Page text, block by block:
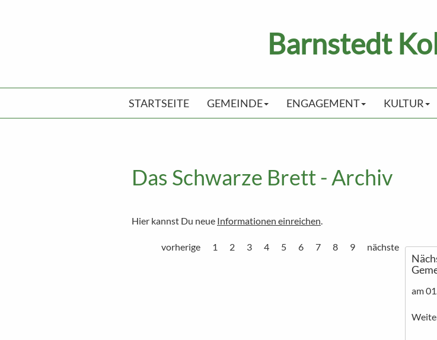
Barnstedt
STARTSEITE GEMEINDE ENGAGEMENT KULTUR
Das Schwarze Brett - Archiv
Hier kannst Du neue Informationen einreichen.
vorherige 1 2 3 4 5 6 7 8 9 nächste
am